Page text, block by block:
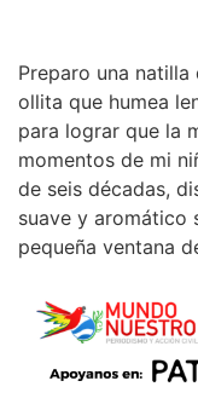
Preparo una
ollita que humea
para lograr que la
momentos de mi
de seis décadas,
suave y aromático
pequeña ventana